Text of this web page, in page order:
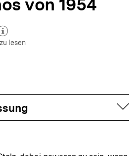
von 1954
Autor)
lesen